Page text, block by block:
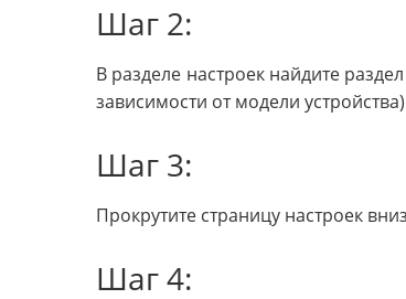
Шаг 2:
В разделе настроек найдите
зависимости от модели
Шаг 3:
Прокрутите страницу настроек
Шаг 4: